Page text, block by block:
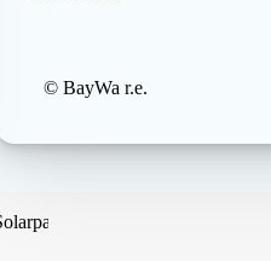
© BayWa r.e.